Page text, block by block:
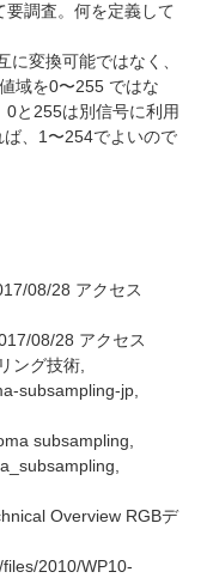
要調査。何を定義して
に変換可能ではなく、
域を0〜255 ではな
0と255は別信号に利用
、1〜254でよいので
08/28 アクセス
08/28 アクセス
ング技術,
subsampling-jp,
subsampling,
,
Overview RGBデ
2010/WP10-